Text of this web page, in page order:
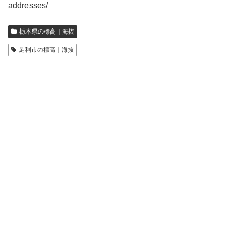
addresses/
栃木県の標高｜海抜
足利市の標高｜海抜